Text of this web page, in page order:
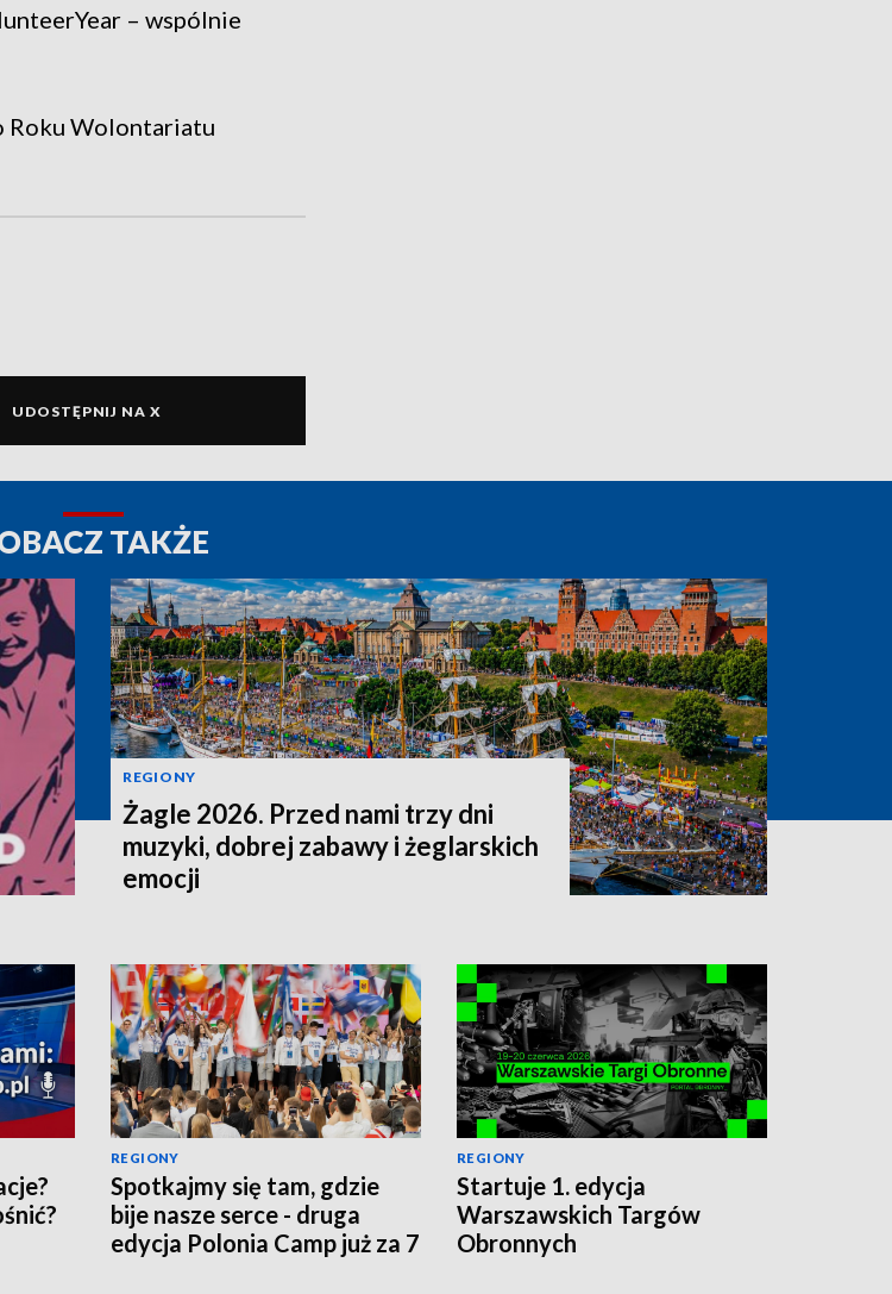
– wspólnie
Roku Wolontariatu
UDOSTĘPNIJ NA X
TAKŻE
REGIONY
Żagle 2026. Przed nami trzy dni
muzyki, dobrej zabawy i żeglarskich
emocji
REGIONY
Spotkajmy się tam, gdzie
bije nasze serce - druga
edycja Polonia Camp już za 7
REGIONY
Startuje 1. edycja
Warszawskich Targów
Obronnych